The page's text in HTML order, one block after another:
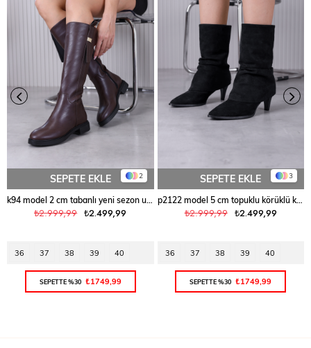
2
SEPETE EKLE
₺2.499,99
₺2.999,99
36 37 38 39 40
SEPETTE %30 ₺1749,99
3
SEPETE EKLE
p2122 model 5 cm topuklu körüklü kısa çizme SIY.SUET
₺2.499,99
₺2.999,99
36 37 38 39 40
SEPETTE %30 ₺1749,99